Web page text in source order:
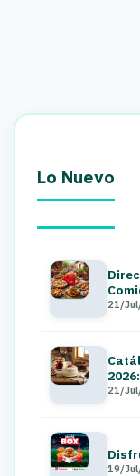
Lo Nuevo
21/
21/
19/